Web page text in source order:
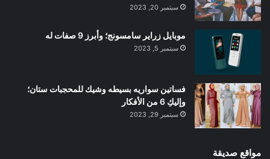
سبتمبر 20, 2023
موبايل زراير سامسونج؛ وأبرز 9 صفات له
سبتمبر 5, 2023
فساتين سواريه بسيطه وشيك للمحجبات ستان؛
وإليكِ 6 من الأفكار
سبتمبر 29, 2023
مواقع صديقة